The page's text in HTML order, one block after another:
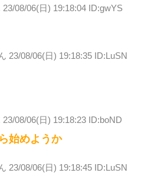
23/08/06(日) 19:18:04 ID:gwYS
23/08/06(日) 19:18:35 ID:LuSN
23/08/06(日) 19:18:23 ID:boND
始めようか
23/08/06(日) 19:18:45 ID:LuSN